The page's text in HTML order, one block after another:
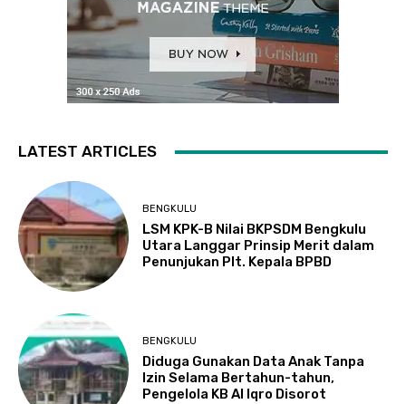
LATEST ARTICLES
BENGKULU
LSM KPK-B Nilai BKPSDM Bengkulu
Utara Langgar Prinsip Merit dalam
Penunjukan Plt. Kepala BPBD
BENGKULU
Diduga Gunakan Data Anak Tanpa
Izin Selama Bertahun-tahun,
Pengelola KB Al Iqro Disorot